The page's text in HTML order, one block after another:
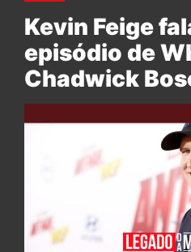
Kevin Feige
episódio de
Chadwick